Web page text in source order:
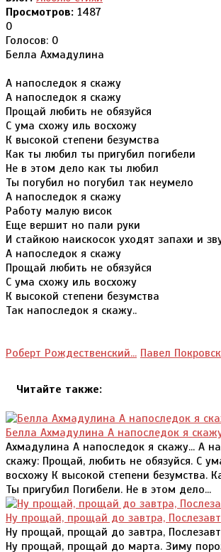
Просмотров: 1487
0
Голосов: 0
Белла Ахмадулина
А напоследок я скажу
А напоследок я скажу
Прощай любить не обязуйся
С ума схожу иль восхожу
К высокой степени безумства
Как ты любил ты пригубил погибели
Не в этом дело как ты любил
Ты погубил но погубил так неумело
А напоследок я скажу
Работу малую висок
Еще вершит но пали руки
И стайкою наискосок уходят запахи и
А напоследок я скажу
Прощай любить не обязуйся
С ума схожу иль восхожу
К высокой степени безумства
Так напоследок я скажу..
Роберт Рождественский... Павел
Читайте также:
Белла Ахмадулина А напоследок я
Ахмадулина А напоследок я скажу... А
скажу: Прощай, любить не обязуйся. С
восхожу К высокой степени безумства.
Ты пригубил Погибели. Не в этом дело...
Ну прощай, прощай до завтра,
Ну прощай, прощай до завтра,
Ну прощай, прощай до марта. Зиму